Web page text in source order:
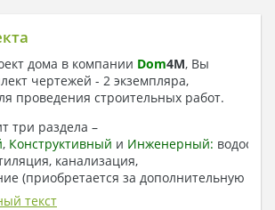
дома в компании Dom4M, Вы
чертежей - 2 экземпляра,
проведения строительных работ.
три раздела –
, Конструктивный и Инженерный:
канализация,
(приобретается за дополнительную
записка.
текст